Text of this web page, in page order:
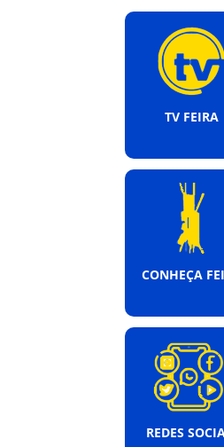
TV FEIRA
CONHEÇA
REDES